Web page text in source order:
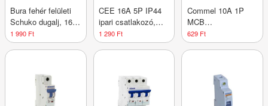
Bura fehér felületi
Schuko dugalj, 16A,
250V, IP55, gyors
szereléssel
1 990 Ft
CEE 16A 5P IP44
ipari csatlakozó,
400V, IEC 309 –
Vízálló, 5 pólusú
1 290 Ft
Commel 10A 1P
MCB
kismegszakító, B
karakterisztikával,
629 Ft